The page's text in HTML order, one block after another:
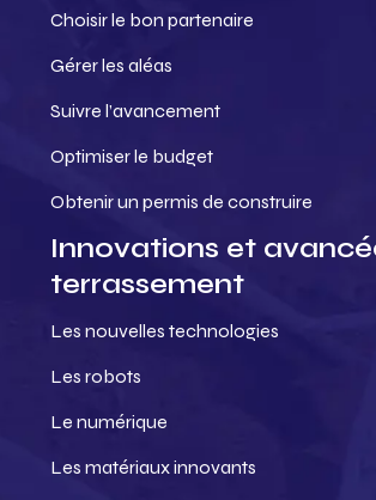
Choisir le bon partenaire
Gérer les aléas
Suivre l’avancement
Optimiser le budget
Obtenir un permis de construire
Innovations et
terrassement
Les nouvelles technologies
Les robots
Le numérique
Les matériaux innovants